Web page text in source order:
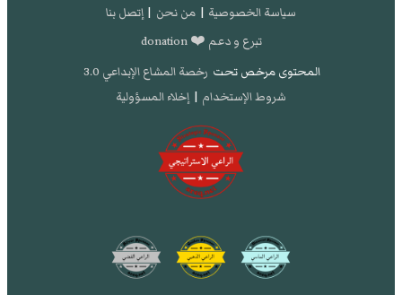
سياسة الخصوصية | من نحن | إتصل بنا
تبرع و دعم ❤️ donation
المحتوى مرخص تحت رخصة المشاع الإبداعي 3.0
شروط الإستخدام | إخلاء المسؤولية